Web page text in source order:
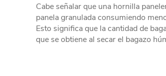
Cabe señalar que una hornilla
panela granulada consumiendo
Esto significa que la cantidad de
que se obtiene al secar el bagazo